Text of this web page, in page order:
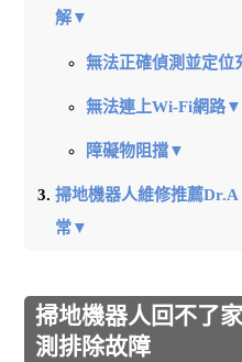
解▼
無法正確偵測並定位
無法連上Wi-Fi網路▼
障礙物阻擋▼
掃地機器人維修推薦
常▼
掃地機器人回不了
測排除故障